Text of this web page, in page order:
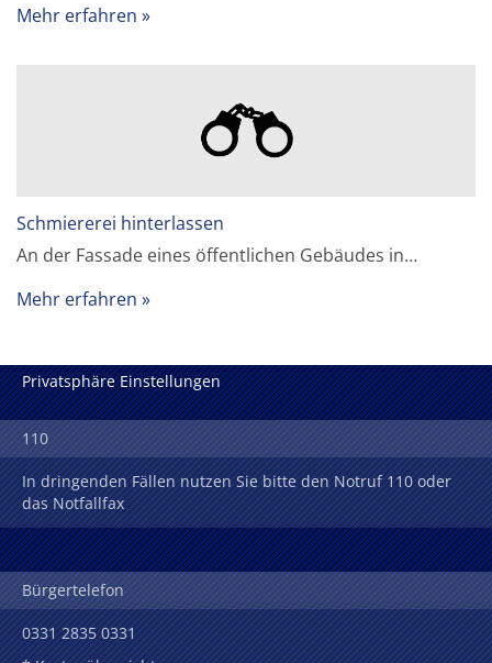
Mehr erfahren
Schmiererei hinterlassen
An der Fassade eines öffentlichen Gebäudes in…
Mehr erfahren
Privatsphäre Einstellungen
110
In dringenden Fällen nutzen Sie bitte den Notruf 110 oder
das Notfallfax
Bürgertelefon
0331 2835 0331